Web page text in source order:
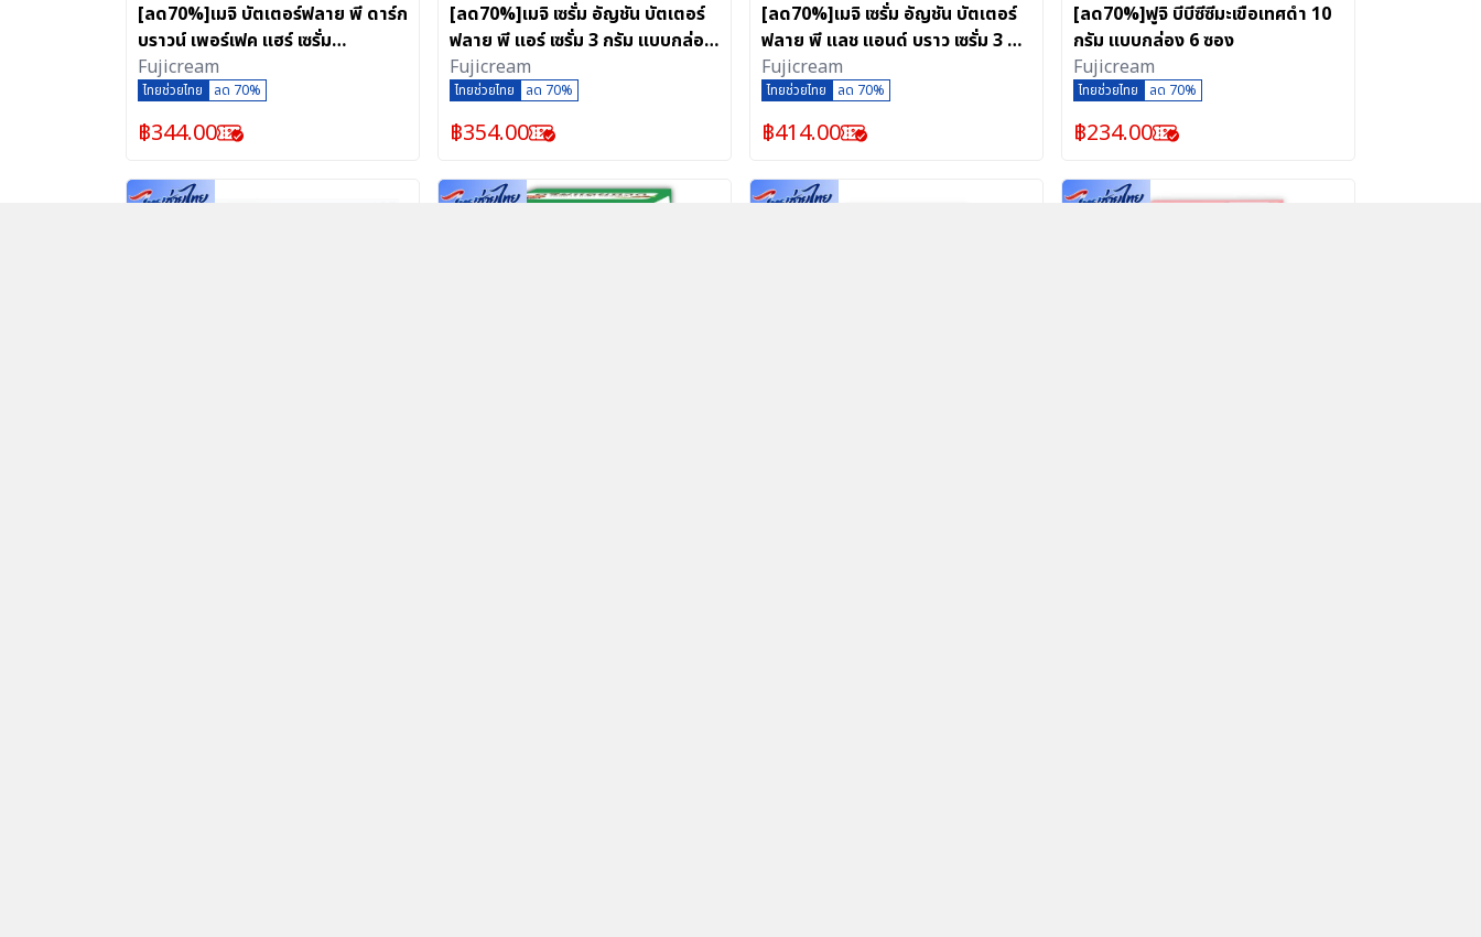
[ลด70%]เมจิ บัตเตอร์ฟลาย พี ดาร์ก
บราวน์ เพอร์เฟค แฮร์ เซรั่ม
ผลิตภัณฑ์ปิดสีผม สูตรกันน้ำ (3g/6
ซอง)
Fujicream
ไทยช่วยไทย ลด 70%
฿344.00
[ลด70%]เมจิ เซรั่ม อัญชัน บัตเตอร์
ฟลาย พี แอร์ เซรั่ม 3 กรัม แบบกล่อง
6 ซอง
Fujicream
ไทยช่วยไทย ลด 70%
฿354.00
[ลด70%]เมจิ เซรั่ม อัญชัน บัตเตอร์
ฟลาย พี แลช แอนด์ บราว เซรั่ม 3 ก.
แบบกล่อง 6 ซอง
Fujicream
ไทยช่วยไทย ลด 70%
฿414.00
[ลด70%]ฟูจิ บีบีซีซีมะเขือเทศดำ 10
กรัม แบบกล่อง 6 ซอง
Fujicream
ไทยช่วยไทย ลด 70%
฿234.00